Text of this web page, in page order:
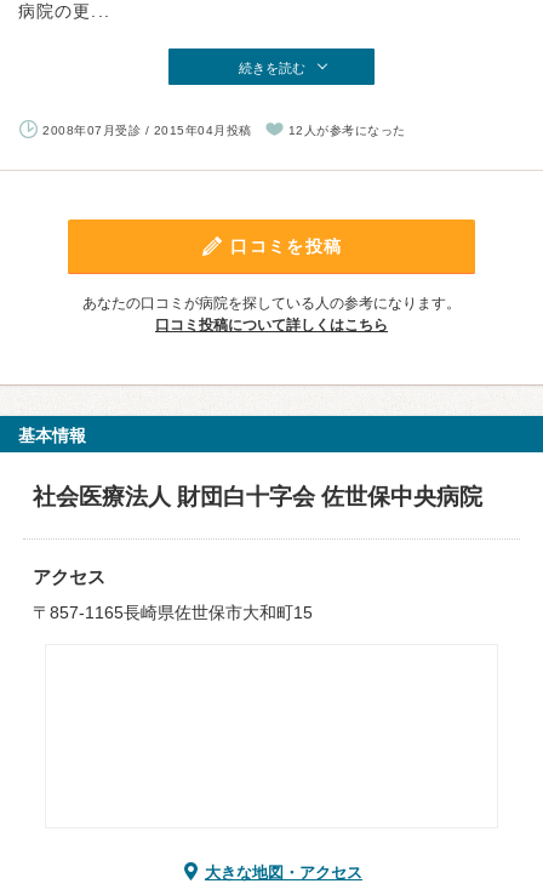
病院の更...
続きを読む
2008年07月受診 / 2015年04月投稿 12人が参考になった
口コミを投稿
あなたの口コミが病院を探している人の参考になります。
口コミ投稿について詳しくはこちら
基本情報
社会医療法人 財団白十字会 佐世保中央病院
アクセス
〒857-1165長崎県佐世保市大和町15
大きな地図・アクセス